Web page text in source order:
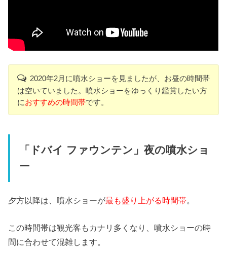
2020年2月に噴水ショーを見ましたが、お昼の時間帯
は空いていました。噴水ショーをゆっくり鑑賞したい方
におすすめの時間帯です。
「ドバイ ファウンテン」夜の噴水ショ
ー
夕方以降は、噴水ショーが最も盛り上がる時間帯。
この時間帯は観光客もカナリ多くなり、噴水ショーの時
間に合わせて混雑します。